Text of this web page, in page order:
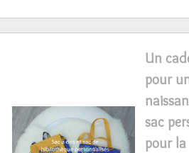
Un
pour
sac
pour la